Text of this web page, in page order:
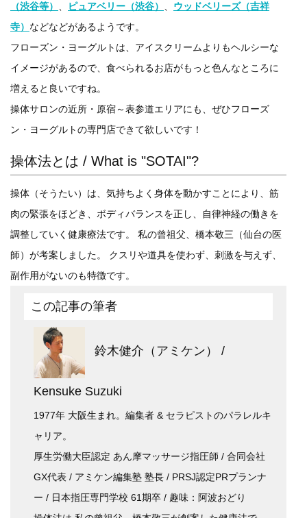
（渋谷等）
ピュアベリー（渋谷）
ウッドベリーズ（吉祥
寺） などなどがあるようです。
フローズン・ヨーグルトは、アイスクリームよりもヘルシーな
イメージがあるので、食べられるお店がもっと色んなところに
増えると良いですね。
操体サロンの近所・原宿～表参道エリアにも、ぜひフローズ
ン・ヨーグルトの専門店できて欲しいです！
操体法とは / What is "SOTAI"?
操体（そうたい）は、気持ちよく身体を動かすことにより、筋
肉の緊張をほどき、ボディバランスを正し、自律神経の働きを
調整していく健康療法です。 私の曾祖父、橋本敬三（仙台の医
師）が考案しました。 クスリや道具を使わず、刺激を与えず、
副作用がないのも特徴です。
この記事の筆者
鈴木健介（アミケン） /
Kensuke Suzuki
1977年 大阪生まれ。編集者 & セラピストのパラレルキ
ャリア。
厚生労働大臣認定 あん摩マッサージ指圧師 / 合同会社
GX代表 / アミケン編集塾 塾長 / PRSJ認定PRプランナ
ー / 日本指圧専門学校 61期卒 / 趣味：阿波おどり